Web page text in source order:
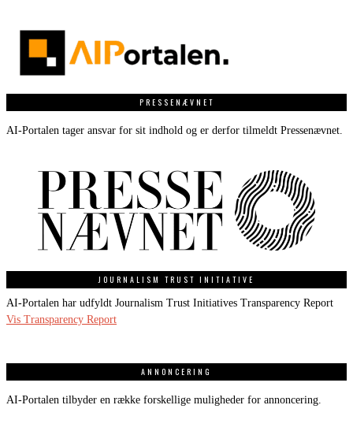
PRESSENÆVNET
AI-Portalen tager ansvar for sit indhold og er derfor tilmeldt Pressenævnet.
JOURNALISM TRUST INITIATIVE
AI-Portalen har udfyldt Journalism Trust Initiatives Transparency Report
Vis Transparency Report
ANNONCERING
AI-Portalen tilbyder en række forskellige muligheder for annoncering.